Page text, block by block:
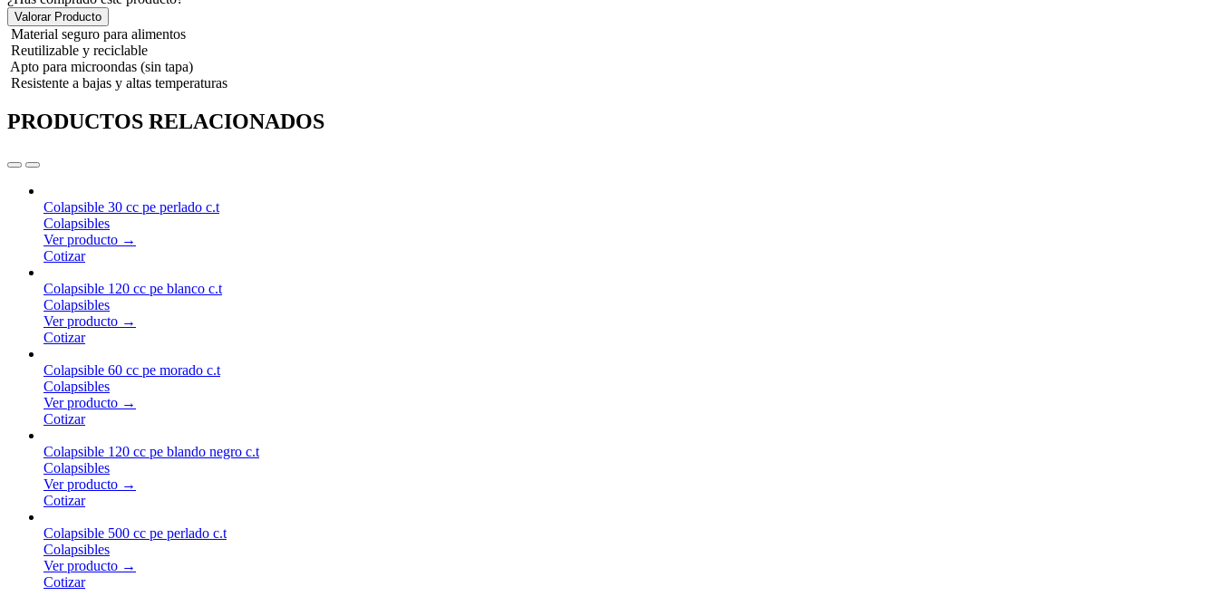
Valorar Producto
Material seguro para alimentos
Reutilizable y reciclable
Apto para microondas (sin tapa)
Resistente a bajas y altas temperaturas
PRODUCTOS RELACIONADOS
Colapsible 30 cc pe perlado c.t
Colapsibles
Ver producto →
Cotizar
Colapsible 120 cc pe blanco c.t
Colapsibles
Ver producto →
Cotizar
Colapsible 60 cc pe morado c.t
Colapsibles
Ver producto →
Cotizar
Colapsible 120 cc pe blando negro c.t
Colapsibles
Ver producto →
Cotizar
Colapsible 500 cc pe perlado c.t
Colapsibles
Ver producto →
Cotizar